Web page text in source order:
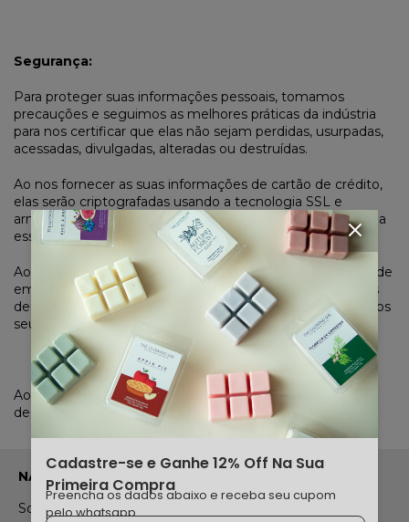
Segurança:
Para proteger suas informações pessoais, tomamos
precauções e seguimos as melhores práticas da indústria
para nos certificar que elas não sejam perdidas, usurpadas,
acessadas, divulgadas, alteradas ou destruídas.
Ao nos fornecer as suas informações de cartão de crédito,
elas serão criptografadas usando a tecnologia SSL e
armazenadas com criptografia (Nós não teremos acesso a
essas informações). E ficam 100% seguras.
Ao usar esse site, você confirma que você é maior de idade
em seu estado ou província de residência e que você nos
deu seu consentimento para permitir que qualquer um dos
seus dependentes menores de idade usem esse site.
Ao realizar uma compra conosco você confirma que está
de acordo com todos os termos e politicas do site.
NAVEGAÇÃO
Sobre nossos produtos
Cadastre-se e Ganhe 12% Off Na Sua
Primeira Compra
Preencha os dados abaixo e receba seu cupom
pelo whatsapp